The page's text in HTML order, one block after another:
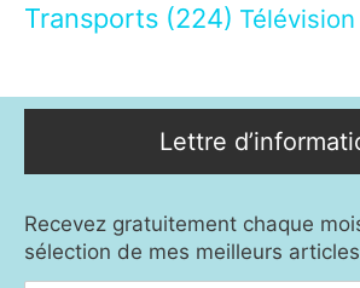
Transports (224) Télévision
Lettre
Recevez gratuitement chaque
sélection de mes meilleurs